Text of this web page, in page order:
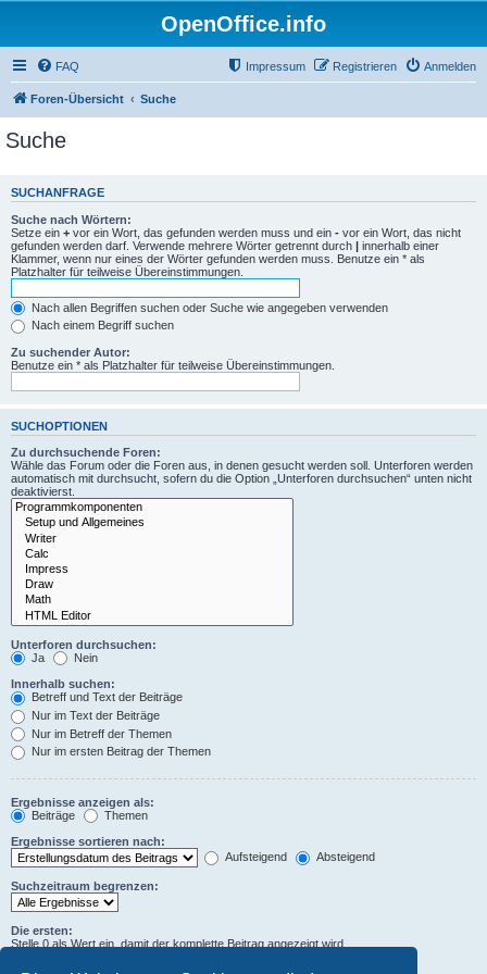
OpenOffice.info
FAQ Anmelden
Registrieren
Impressum
Foren-Übersicht Suche
Suche
SUCHANFRAGE
Suche nach Wörtern:
Setze ein + vor ein Wort, das gefunden werden muss und ein - vor ein Wort, das nicht
gefunden werden darf. Verwende mehrere Wörter getrennt durch | innerhalb einer
Klammer, wenn nur eines der Wörter gefunden werden muss. Benutze ein * als
Platzhalter für teilweise Übereinstimmungen.
Nach allen Begriffen suchen oder Suche wie angegeben verwenden
Nach einem Begriff suchen
Zu suchender Autor:
Benutze ein * als Platzhalter für teilweise Übereinstimmungen.
SUCHOPTIONEN
Zu durchsuchende Foren:
Wähle das Forum oder die Foren aus, in denen gesucht werden soll. Unterforen werden
automatisch mit durchsucht, sofern du die Option „Unterforen durchsuchen“ unten nicht
deaktivierst.
Unterforen durchsuchen:
Ja
Nein
Innerhalb suchen:
Betreff und Text der Beiträge
Nur im Text der Beiträge
Nur im Betreff der Themen
Nur im ersten Beitrag der Themen
Ergebnisse anzeigen als:
Beiträge
Themen
Ergebnisse sortieren nach:
Aufsteigend
Absteigend
Suchzeitraum begrenzen:
Die ersten:
Stelle 0 als Wert ein, damit der komplette Beitrag angezeigt wird.